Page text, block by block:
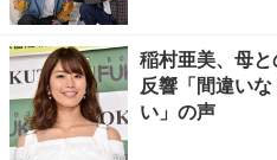
稲村亜美、母
反響「間違い
い」の声